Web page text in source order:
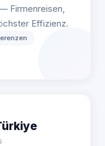
Firmenreisen,
Effizienz.